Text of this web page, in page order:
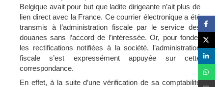
Belgique avait pour but que ladite dirigeante n’ait plus de
lien direct avec la France. Ce courrier électronique a été
transmis à l’administration fiscale par le service des
douanes sans l’accord de l’intéressée. Or, pour fonder
les rectifications notifiées à la société, l’administration
fiscale s’est expressément appuyée sur cette
correspondance.
En effet, à la suite d’une vérification de sa comptabilité